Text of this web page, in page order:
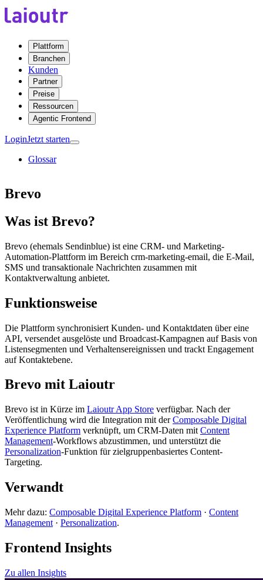
Plattform
Branchen
Kunden
Partner
Preise
Ressourcen
Agentic Frontend
LoginJetzt starten
Glossar
Brevo
Was ist Brevo?
Brevo (ehemals Sendinblue) ist eine CRM- und Marketing-
Automation-Plattform im Bereich crm-marketing-email, die E-Mail,
SMS und transaktionale Nachrichten zusammen mit
Kontaktverwaltung anbietet.
Funktionsweise
Die Plattform synchronisiert Kunden- und Kontaktdaten über eine
API, versendet ausgelöste und Broadcast-Kampagnen auf Basis von
Listensegmenten und Verhaltensereignissen und trackt Engagement
auf Kontaktebene.
Brevo mit Laioutr
Brevo ist in Kürze im Laioutr App Store verfügbar. Nach der
Veröffentlichung wird die Integration mit derComposable Digital
Experience Platform verknüpft, um CRM-Daten mit Content
Management-Workflows abzustimmen, und unterstützt die
Personalization-Funktion für zielgruppenbasiertes Content-
Targeting.
Verwandt
Mehr dazu: Composable Digital Experience Platform · Content
Management · Personalization.
Frontend Insights
Zu allen Insights